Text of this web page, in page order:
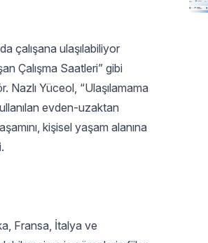
çalışana ulaşılabiliyor
Çalışma Saatleri” gibi
Nazlı Yüceol, “Ulaşılamama
evden-uzaktan
kişisel yaşam alanına
Fransa, İtalya ve